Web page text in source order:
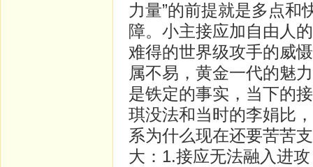
力量”的前提就是多点和
障。小主接应加自由人
难得的世界级攻手的威
属不易，黄金一代的魅
是铁定的事实，当下的
琪没法和当时的李娟比
系为什么现在还要苦苦
大：1.接应无法融入进